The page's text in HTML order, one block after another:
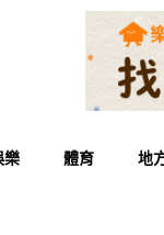
樂 體育 地